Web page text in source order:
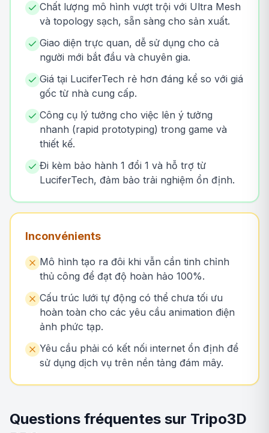
Chất lượng mô hình vượt trội với Ultra Mesh
và topology sạch, sẵn sàng cho sản xuất.
Giao diện trực quan, dễ sử dụng cho cả
người mới bắt đầu và chuyên gia.
Giá tại LuciferTech rẻ hơn đáng kể so với giá
gốc từ nhà cung cấp.
Công cụ lý tưởng cho việc lên ý tưởng
nhanh (rapid prototyping) trong game và
thiết kế.
Đi kèm bảo hành 1 đổi 1 và hỗ trợ từ
LuciferTech, đảm bảo trải nghiệm ổn định.
Inconvénients
Mô hình tạo ra đôi khi vẫn cần tinh chỉnh
thủ công để đạt độ hoàn hảo 100%.
Cấu trúc lưới tự động có thể chưa tối ưu
hoàn toàn cho các yêu cầu animation điện
ảnh phức tạp.
Yêu cầu phải có kết nối internet ổn định để
sử dụng dịch vụ trên nền tảng đám mây.
Questions fréquentes sur Tripo3D